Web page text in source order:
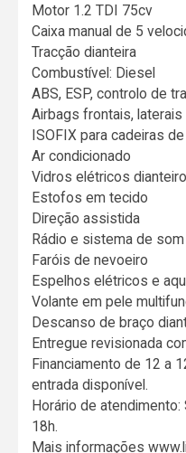
Motor 1.2 TDI 75cv
Caixa manual de 5
Tracção dianteira
Combustível: Diesel
ABS, ESP, controlo de
Airbags frontais,
ISOFIX para cadeiras
Ar condicionado
Vidros elétricos
Estofos em tecido
Direção assistida
Rádio e sistema de som
Faróis de nevoeiro
Espelhos elétricos e
Volante em pele
Descanso de braço
Entregue revisionada
Financiamento de 12 a
entrada disponível.
Horário de
18h.
Mais informações